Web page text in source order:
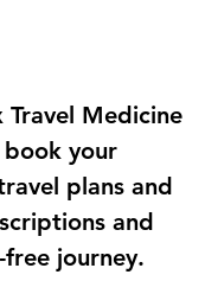
Travel Medicine
your
plans and
and
journey.